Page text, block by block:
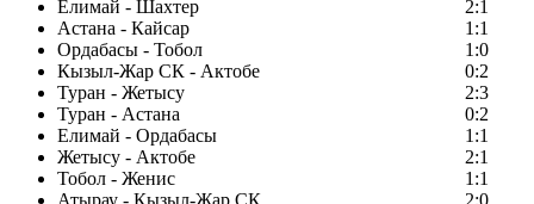
Елимай - Шахтер
2:1
Астана - Кайсар
1:1
Ордабасы - Тобол
1:0
Кызыл-Жар СК - Актобе
0:2
Туран - Жетысу
2:3
Туран - Астана
0:2
Елимай - Ордабасы
1:1
Жетысу - Актобе
2:1
Тобол - Женис
1:1